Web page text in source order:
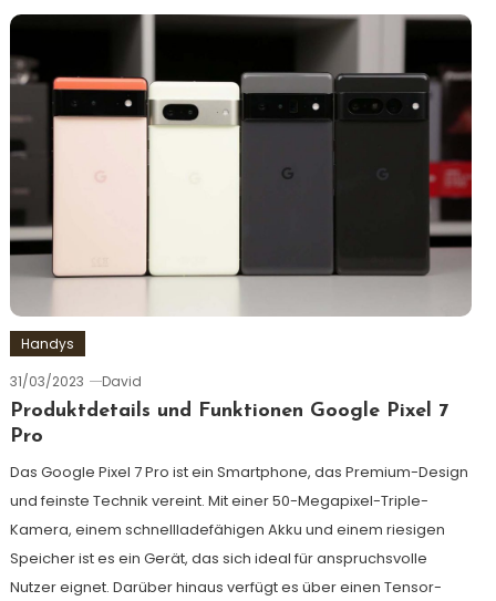
Handys
31/03/2023
David
Produktdetails und Funktionen Google Pixel 7
Pro
Das Google Pixel 7 Pro ist ein Smartphone, das Premium-Design
und feinste Technik vereint. Mit einer 50-Megapixel-Triple-
Kamera, einem schnellladefähigen Akku und einem riesigen
Speicher ist es ein Gerät, das sich ideal für anspruchsvolle
Nutzer eignet. Darüber hinaus verfügt es über einen Tensor-